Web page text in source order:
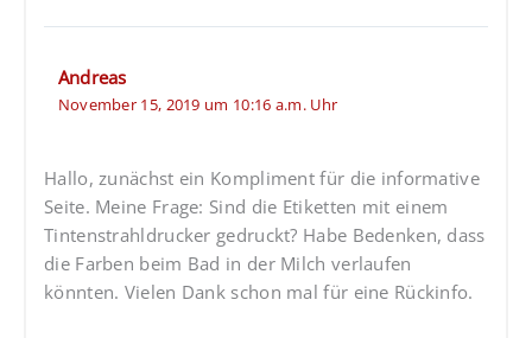
Andreas
November 15, 2019 um 10:16 a.m. Uhr
Hallo, zunächst ein Kompliment für die informative
Seite. Meine Frage: Sind die Etiketten mit einem
Tintenstrahldrucker gedruckt? Habe Bedenken, dass
die Farben beim Bad in der Milch verlaufen
könnten. Vielen Dank schon mal für eine Rückinfo.